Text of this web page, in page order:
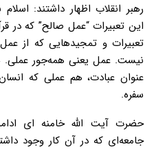
رهبر انقلاب اظهار داشتند:
این تعبیرات “عمل صالح” که در
تعبیرات و تمجیدهایی که از
نیست. عمل یعنی همه‌جور عملی.
عنوان عبادت، هم عملی که
سفره.
حضرت آیت الله خامنه ای
جامعه‌ای که در آن کار وجود